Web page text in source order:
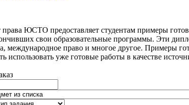
ЮСТО предоставляет студентам примеры
свои образовательные программы. Эти
международное право и многое другое. Примеры
использовать уже готовые работы в качестве